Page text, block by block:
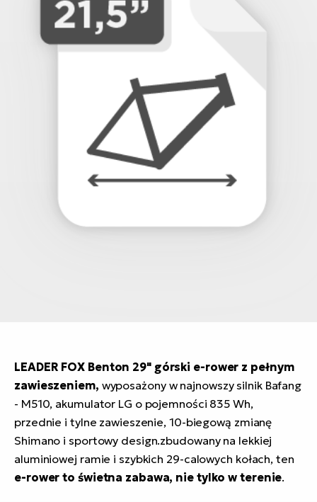
LEADER FOX Benton 29" górski e-rower z pełnym
zawieszeniem, wyposażony w najnowszy silnik Bafang
- M510, akumulator LG o pojemności 835 Wh,
przednie i tylne zawieszenie, 10-biegową zmianę
Shimano i sportowy design.zbudowany na lekkiej
aluminiowej ramie i szybkich 29-calowych kołach, ten
e-rower to świetna zabawa, nie tylko w terenie.